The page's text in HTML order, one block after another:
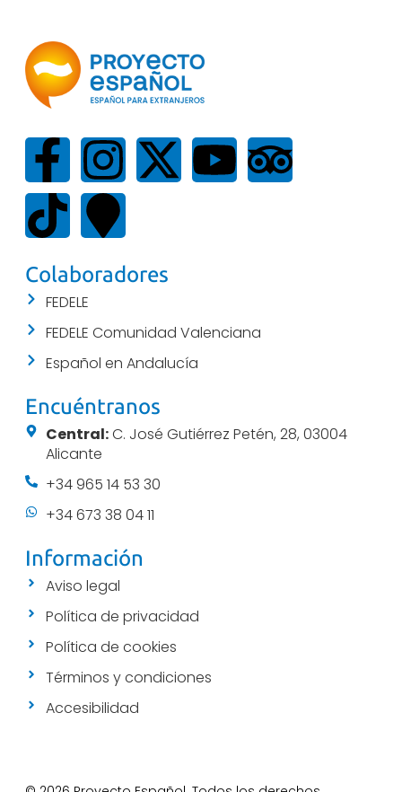
Colaboradores
FEDELE
FEDELE Comunidad Valenciana
Español en Andalucía
Encuéntranos
Central:C. José Gutiérrez Petén, 28, 03004
Alicante
+34 965 14 53 30
+34 673 38 04 11
Información
Aviso legal
Política de privacidad
Política de cookies
Términos y condiciones
Accesibilidad